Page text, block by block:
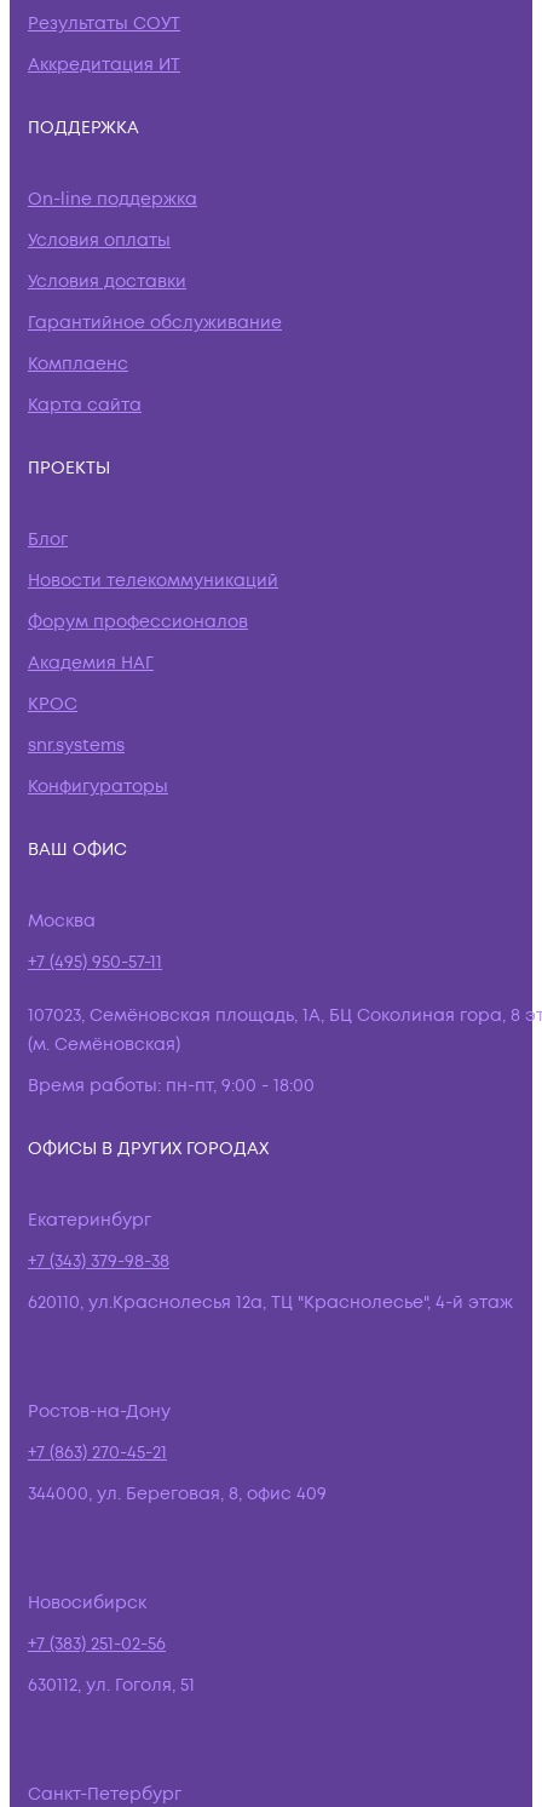
Результаты СОУТ
Аккредитация ИТ
ПОДДЕРЖКА
On-line поддержка
Условия оплаты
Условия доставки
Гарантийное обслуживание
Комплаенс
Карта сайта
ПРОЕКТЫ
Блог
Новости телекоммуникаций
Форум профессионалов
Академия НАГ
КРОС
snr.systems
Конфигураторы
ВАШ ОФИС
Москва
+7 (495) 950-57-11
107023, Семёновская площадь, 1А, БЦ Соколиная гора, 8
(м. Семёновская)
Время работы: пн-пт, 9:00 - 18:00
ОФИСЫ В ДРУГИХ ГОРОДАХ
Екатеринбург
+7 (343) 379-98-38
620110, ул.Краснолесья 12а, ТЦ "Краснолесье", 4-й этаж
Ростов-на-Дону
+7 (863) 270-45-21
344000, ул. Береговая, 8, офис 409
Новосибирск
+7 (383) 251-02-56
630112, ул. Гоголя, 51
Санкт-Петербург